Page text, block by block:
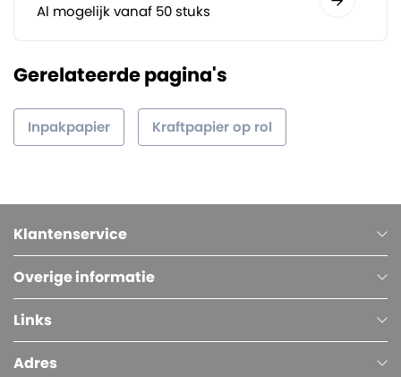
Al mogelijk vanaf 50 stuks
Gerelateerde pagina's
Inpakpapier Kraftpapier op rol
Klantenservice
Overige informatie
Links
Adres